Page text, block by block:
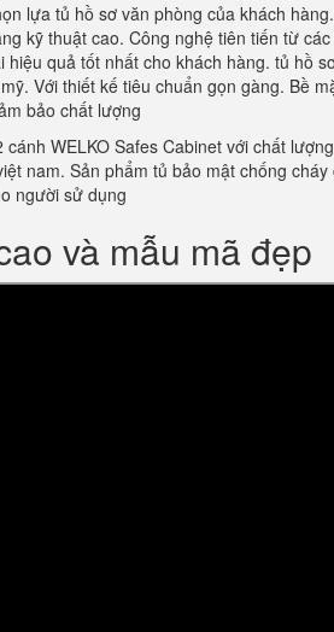
lựa tủ hồ sơ văn phòng của khách
kỹ thuật cao. Công nghệ tiên tiến từ
quả tốt nhất cho khách hàng. tủ hồ
Với thiết kế tiêu chuẩn gọn gàng. Bề
bảo chất lượng
WELKO Safes Cabinet với chất
nam. Sản phẩm tủ bảo mật chống cháy
người sử dụng
và mẫu mã đẹp